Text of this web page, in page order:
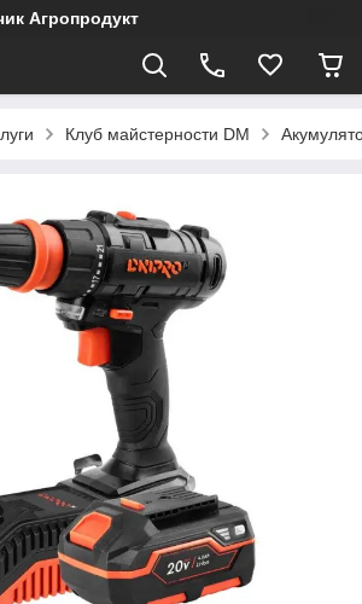
Агропродукт
Клуб майстерности DM